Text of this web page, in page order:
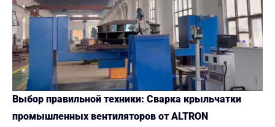
Выбор правильной техники: Сварка крыльчатки
промышленных вентиляторов от ALTRON